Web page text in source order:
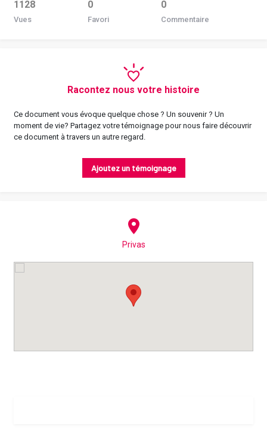
1128
Vues
0
Favori
0
Commentaire
Racontez nous votre histoire
Ce document vous évoque quelque chose ? Un souvenir ? Un
moment de vie? Partagez votre témoignage pour nous faire découvrir
ce document à travers un autre regard.
Ajoutez un témoignage
Privas